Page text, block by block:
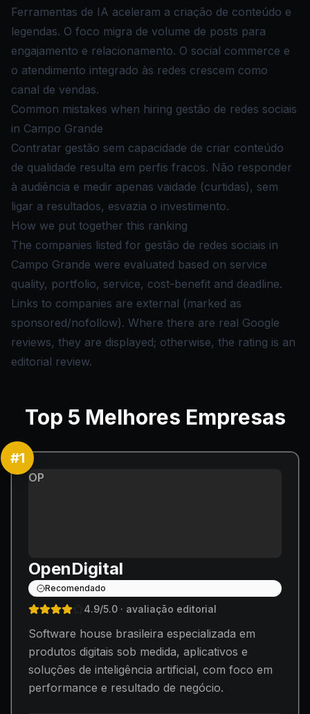
Ferramentas de IA aceleram a criação de conteúdo e
legendas. O foco migra de volume de posts para
engajamento e relacionamento. O social commerce e
o atendimento integrado às redes crescem como
canal de vendas.
Common mistakes when hiring gestão de redes sociais
in Campo Grande
Contratar gestão sem capacidade de criar conteúdo
de qualidade resulta em perfis fracos. Não responder
à audiência e medir apenas vaidade (curtidas), sem
ligar a resultados, esvazia o investimento.
How we put together this ranking
The companies listed for gestão de redes sociais in
Campo Grande were evaluated based on service
quality, portfolio, service, cost-benefit and deadline.
Links to companies are external (marked as
sponsored/nofollow). Where there are real Google
reviews, they are displayed; otherwise, the rating is an
editorial review.
Top 5 Melhores Empresas
#1
OP
OpenDigital
Recomendado
4.9/5.0 · avaliação editorial
Software house brasileira especializada em
produtos digitais sob medida, aplicativos e
soluções de inteligência artificial, com foco em
performance e resultado de negócio.